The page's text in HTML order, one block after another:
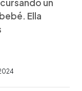
un
Ella